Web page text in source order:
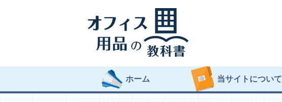
ホーム 当サイトについて